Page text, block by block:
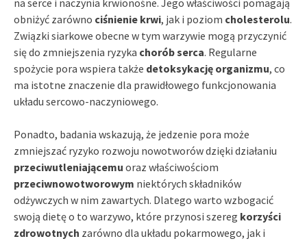
obniżyć zarówno ciśnienie krwi, jak i poziom cholesterolu.
Związki siarkowe obecne w tym warzywie mogą przyczynić
się do zmniejszenia ryzyka chorób serca. Regularne
spożycie pora wspiera także detoksykację organizmu, co
ma istotne znaczenie dla prawidłowego funkcjonowania
układu sercowo-naczyniowego.
Ponadto, badania wskazują, że jedzenie pora może
zmniejszać ryzyko rozwoju nowotworów dzięki działaniu
przeciwutleniającemu oraz właściwościom
przeciwnowotworowym niektórych składników
odżywczych w nim zawartych. Dlatego warto wzbogacić
swoją dietę o to warzywo, które przynosi szereg korzyści
zdrowotnych zarówno dla układu pokarmowego, jak i